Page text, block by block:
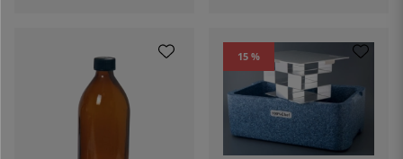
15 %